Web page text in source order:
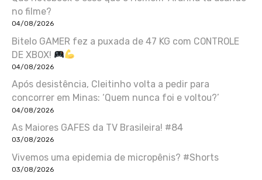
no filme?
04/08/2026
Bitelo GAMER fez a puxada de 47 KG com CONTROLE
DE XBOX!
04/08/2026
Após desistência, Cleitinho volta a pedir para
concorrer em Minas: ‘Quem nunca foi e voltou?’
04/08/2026
As Maiores GAFES da TV Brasileira! #84
03/08/2026
Vivemos uma epidemia de micropênis? #Shorts
03/08/2026